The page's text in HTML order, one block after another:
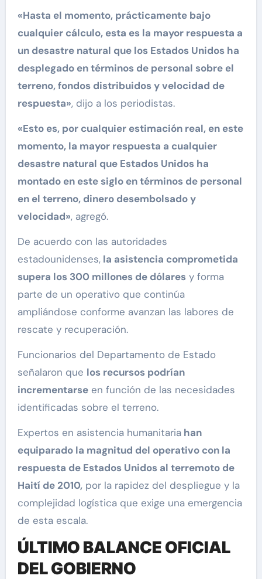
«Hasta el momento, prácticamente bajo
cualquier cálculo, esta es la mayor respuesta a
un desastre natural que los Estados Unidos ha
desplegado en términos de personal sobre el
terreno, fondos distribuidos y velocidad de
respuesta», dijo a los periodistas.
«Esto es, por cualquier estimación real, en este
momento, la mayor respuesta a cualquier
desastre natural que Estados Unidos ha
montado en este siglo en términos de personal
en el terreno, dinero desembolsado y
velocidad», agregó.
De acuerdo con las autoridades
estadounidenses,la asistencia comprometida
supera los 300 millones de dólaresy forma
parte de un operativo que continúa
ampliándose conforme avanzan las labores de
rescate y recuperación.
Funcionarios del Departamento de Estado
señalaron que los recursos podrían
incrementarseen función de las necesidades
identificadas sobre el terreno.
Expertos en asistencia humanitariahan
equiparado la magnitud del operativo con la
respuesta de Estados Unidos al terremoto de
Haití de 2010,por la rapidez del despliegue y la
complejidad logística que exige una emergencia
de esta escala.
ÚLTIMO BALANCE OFICIAL
DEL GOBIERNO